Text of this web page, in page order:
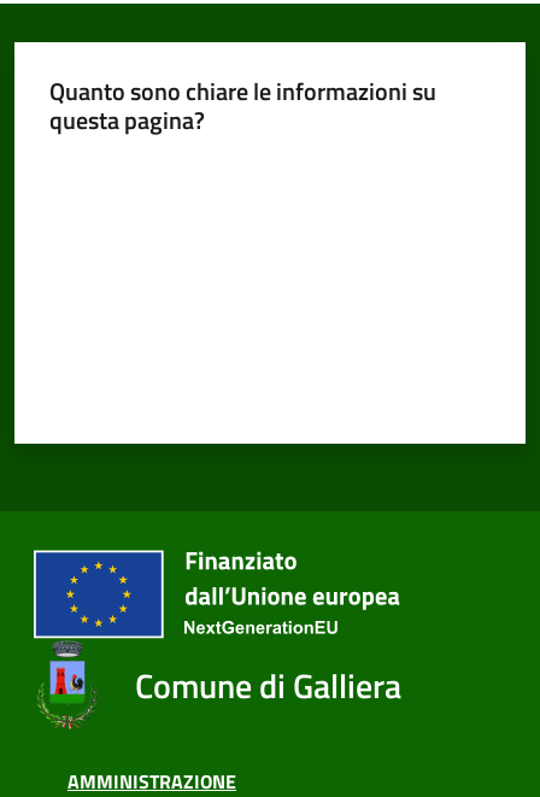
Trasparente
Menu selezionato
Tutti
Quanto sono chiare le informazioni su
questa pagina?
Comune di Galliera
AMMINISTRAZIONE